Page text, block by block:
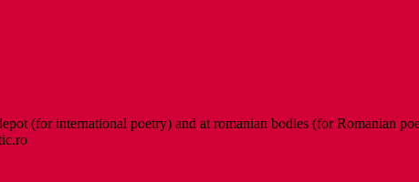
(for international poetry) and at romanian bodies (for Romanian